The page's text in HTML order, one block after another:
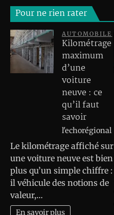
Pour ne rien rater
AUTOMOBILE
Kilométrage
maximum
d’une
voiture
neuve : ce
qu’il faut
savoir
l'echorégional
Le kilométrage affiché sur
une voiture neuve est bien
plus qu’un simple chiffre :
il véhicule des notions de
valeur,…
En savoir plus